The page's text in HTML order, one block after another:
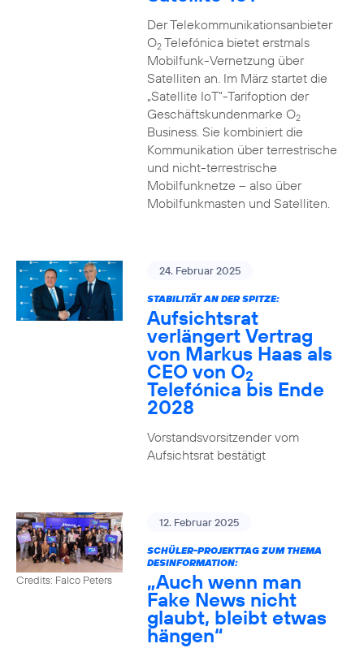
Der Telekommunikationsanbieter
O2Telefónica bietet erstmals
Mobilfunk-Vernetzung über
Satelliten an. Im März startet die
„Satellite IoT”-Tarifoption der
Geschäftskundenmarke O2
Business. Sie kombiniert die
Kommunikation über terrestrische
und nicht-terrestrische
Mobilfunknetze – also über
Mobilfunkmasten und Satelliten.
24. Februar 2025
STABILITÄT AN DER SPITZE:
Aufsichtsrat
verlängert Vertrag
von Markus Haas als
CEO von O2
Telefónica bis Ende
2028
Vorstandsvorsitzender vom
Aufsichtsrat bestätigt
Credits: Falco Peters
12. Februar 2025
SCHÜLER-PROJEKTTAG ZUM THEMA
DESINFORMATION:
„Auch wenn man
Fake News nicht
glaubt, bleibt etwas
hängen“